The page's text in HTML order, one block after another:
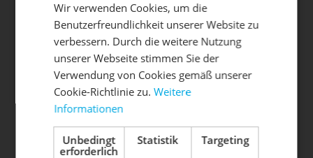
PROTECTION SHORT PLUS
ab 89,00 € *
SALE
X
DIE SONNE LACHT, DEIN
RAD ERWACHT
Mach dein Bike frühlingsfit - gönn
ihm den Service, den es verdient!
Wir verwenden Cookies, um die
Benutzerfreundlichkeit unserer Website zu
verbessern. Durch die weitere Nutzung
unserer Webseite stimmen Sie der
Verwendung von Cookies gemäß unserer
Cookie-Richtlinie zu.Weitere
Informationen
Unbedingt
erforderlich
Statistik Targeting